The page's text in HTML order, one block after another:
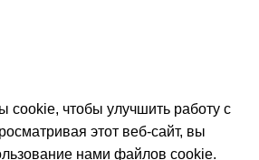
чтобы улучшить работу с
этот веб-сайт, вы
нами файлов cookie.